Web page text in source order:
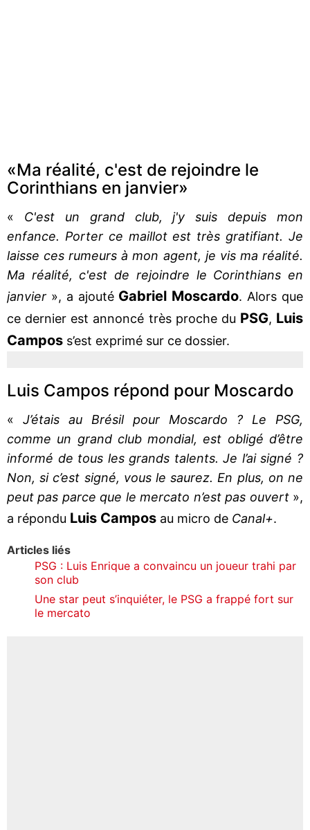
«Ma réalité, c'est de rejoindre le
Corinthians en janvier»
« C'est un grand club, j'y suis depuis mon
enfance. Porter ce maillot est très gratifiant. Je
laisse ces rumeurs à mon agent, je vis ma réalité.
Ma réalité, c'est de rejoindre le Corinthians en
janvier », a ajouté Gabriel Moscardo. Alors que
ce dernier est annoncé très proche du PSG, Luis
Campos s’est exprimé sur ce dossier.
Luis Campos répond pour Moscardo
« J’étais au Brésil pour Moscardo ? Le PSG,
comme un grand club mondial, est obligé d’être
informé de tous les grands talents. Je l’ai signé ?
Non, si c’est signé, vous le saurez. En plus, on ne
peut pas parce que le mercato n’est pas ouvert»,
a répondu Luis Campos au micro de Canal+.
Articles liés
PSG : Luis Enrique a convaincu un joueur trahi par
son club
Une star peut s’inquiéter, le PSG a frappé fort sur
le mercato